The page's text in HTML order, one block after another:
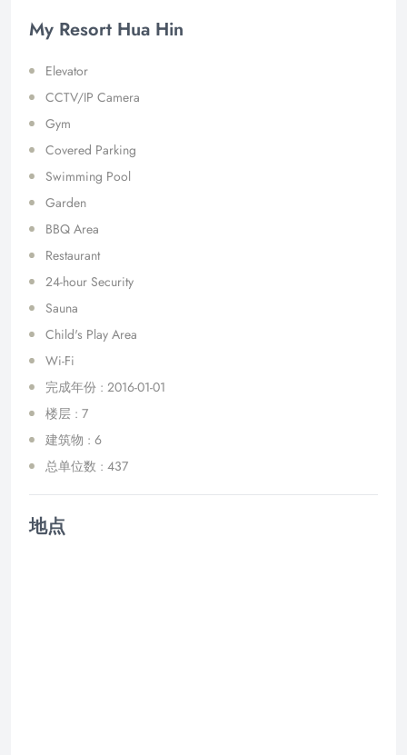
My Resort Hua Hin
Elevator
CCTV/IP Camera
Gym
Covered Parking
Swimming Pool
Garden
BBQ Area
Restaurant
24-hour Security
Sauna
Child's Play Area
Wi-Fi
完成年份 : 2016-01-01
楼层 : 7
建筑物 : 6
总单位数 : 437
地点